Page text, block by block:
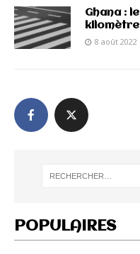
Ghana :
8 août 2022
POPULAIRES